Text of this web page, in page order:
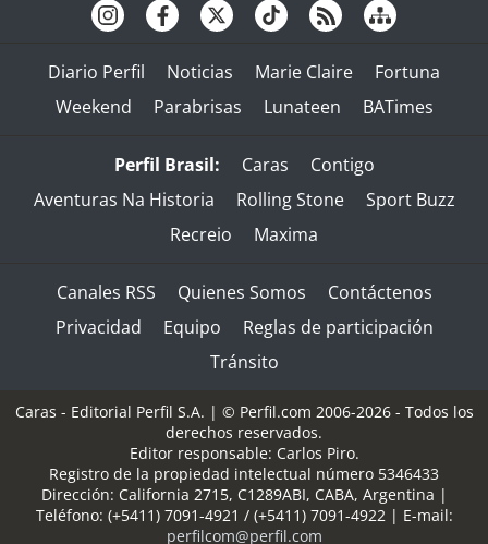
Diario Perfil Noticias Marie Claire
Fortuna
Weekend
Parabrisas Lunateen BATimes
Perfil Brasil: Caras
Contigo
Aventuras Na Historia
Rolling Stone
Sport Buzz
Recreio
Maxima
Canales RSS Quienes Somos
Contáctenos
Privacidad
Equipo
Reglas de participación
Tránsito
Caras - Editorial Perfil S.A. | © Perfil.com 2006-2026 - Todos los
derechos reservados.
Editor responsable: Carlos Piro.
Registro de la propiedad intelectual número 5346433
Dirección: California 2715, C1289ABI, CABA, Argentina |
Teléfono: (+5411) 7091-4921 / (+5411) 7091-4922| E-mail:
perfilcom@perfil.com